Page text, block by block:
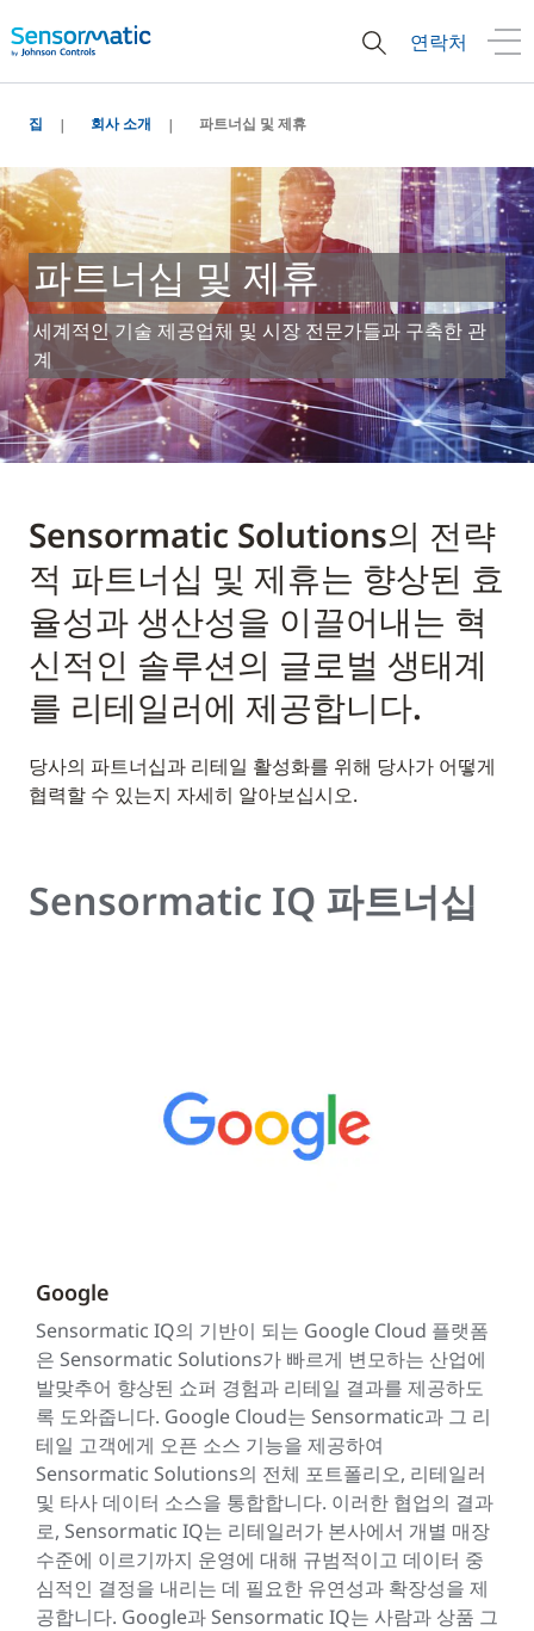
연락처
집 회사 소개 파트너십 및 제휴
파트너십 및 제휴
세계적인 기술 제공업체 및 시장 전문가들과 구축한 관
계
Sensormatic Solutions의 전략
적 파트너십 및 제휴는 향상된 효
율성과 생산성을 이끌어내는 혁
신적인 솔루션의 글로벌 생태계
를 리테일러에 제공합니다.
당사의 파트너십과 리테일 활성화를 위해 당사가 어떻게
협력할 수 있는지 자세히 알아보십시오.
Sensormatic IQ 파트너십
Google
Sensormatic IQ의 기반이 되는 Google Cloud 플랫폼
은 Sensormatic Solutions가 빠르게 변모하는 산업에
발맞추어 향상된 쇼퍼 경험과 리테일 결과를 제공하도
록 도와줍니다. Google Cloud는 Sensormatic과 그 리
테일 고객에게 오픈 소스 기능을 제공하여
Sensormatic Solutions의 전체 포트폴리오, 리테일러
및 타사 데이터 소스을 통합합니다. 이러한 협업의 결과
로, Sensormatic IQ는 리테일러가 본사에서 개별 매장
수준에 이르기까지 운영에 대해 규범적이고 데이터 중
심적인 결정을 내리는 데 필요한 유연성과 확장성을 제
공합니다. Google과 Sensormatic IQ는 사람과 상품 그